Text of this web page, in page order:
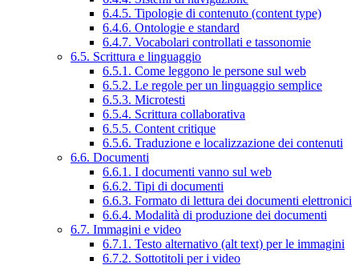
6.4.5. Tipologie di contenuto (content type)
6.4.6. Ontologie e standard
6.4.7. Vocabolari controllati e tassonomie
6.5. Scrittura e linguaggio
6.5.1. Come leggono le persone sul web
6.5.2. Le regole per un linguaggio semplice
6.5.3. Microtesti
6.5.4. Scrittura collaborativa
6.5.5. Content critique
6.5.6. Traduzione e localizzazione dei contenuti
6.6. Documenti
6.6.1. I documenti vanno sul web
6.6.2. Tipi di documenti
6.6.3. Formato di lettura dei documenti elettronici
6.6.4. Modalità di produzione dei documenti
6.7. Immagini e video
6.7.1. Testo alternativo (alt text) per le immagini
6.7.2. Sottotitoli per i video